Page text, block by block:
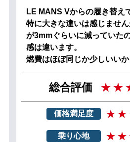
LE MANS Vからの履き替え
特に大きな違いは感じませ
が3mmぐらいに減っていた
感は違います。
燃費はほぼ同じか少しいいか
総合評価
価格満足度
乗り心地